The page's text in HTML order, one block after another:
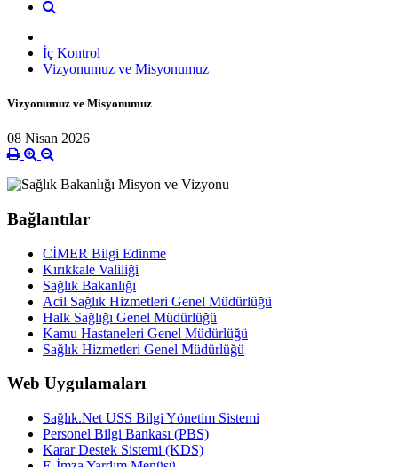
İç Kontrol
Vizyonumuz ve Misyonumuz
Vizyonumuz ve Misyonumuz
08 Nisan 2026
Bağlantılar
CİMER Bilgi Edinme
Kırıkkale Valiliği
Sağlık Bakanlığı
Acil Sağlık Hizmetleri Genel Müdürlüğü
Halk Sağlığı Genel Müdürlüğü
Kamu Hastaneleri Genel Müdürlüğü
Sağlık Hizmetleri Genel Müdürlüğü
Web Uygulamaları
Sağlık.Net USS Bilgi Yönetim Sistemi
Personel Bilgi Bankası (PBS)
Karar Destek Sistemi (KDS)